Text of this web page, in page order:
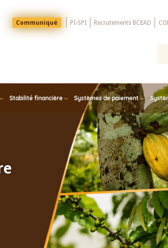
Menu
Top
Communiqué PI-SPI Recrutements BCEAO
Stabilité financière Systèmes de paiement